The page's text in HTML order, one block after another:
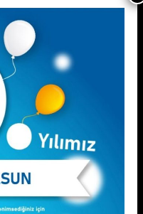
arayan herkesin